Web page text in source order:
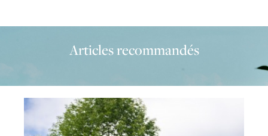
Articles recommandés